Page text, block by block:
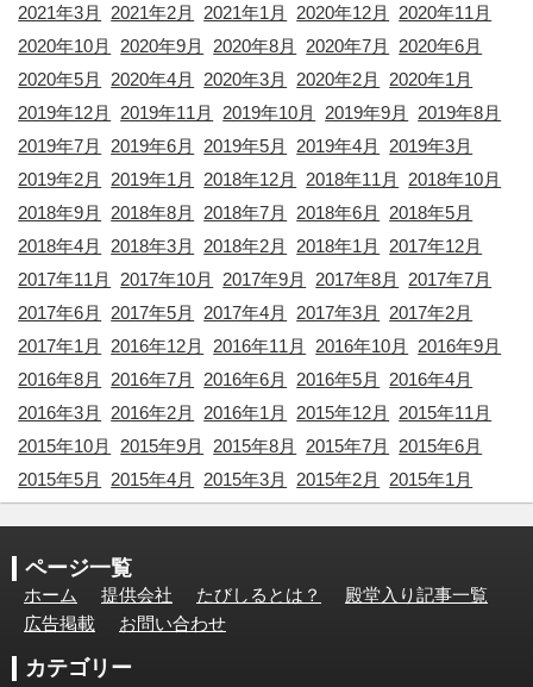
2021年3月
2021年2月 2021年1月 2020年12月
2020年11月
2020年10月
2020年9月 2020年8月 2020年7月
2020年6月
2020年5月
2020年4月 2020年3月 2020年2月
2020年1月
2019年12月
2019年11月 2019年10月 2019年9月
2019年8月
2019年7月
2019年6月 2019年5月 2019年4月
2019年3月
2019年2月
2019年1月 2018年12月 2018年11月
2018年10月
2018年9月
2018年8月 2018年7月 2018年6月
2018年5月
2018年4月
2018年3月 2018年2月 2018年1月
2017年12月
2017年11月
2017年10月 2017年9月 2017年8月
2017年7月
2017年6月
2017年5月 2017年4月 2017年3月
2017年2月
2017年1月
2016年12月 2016年11月 2016年10月
2016年9月
2016年8月
2016年7月 2016年6月 2016年5月
2016年4月
2016年3月
2016年2月 2016年1月 2015年12月
2015年11月
2015年10月
2015年9月 2015年8月 2015年7月
2015年6月
2015年5月
2015年4月 2015年3月 2015年2月 2015年1月
ページ一覧
ホーム 提供会社 たびしるとは？
殿堂入り記事一覧
広告掲載
お問い合わせ
カテゴリー